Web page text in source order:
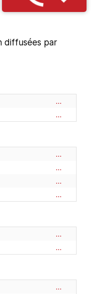
diffusées par
...
...
...
...
...
...
...
...
...